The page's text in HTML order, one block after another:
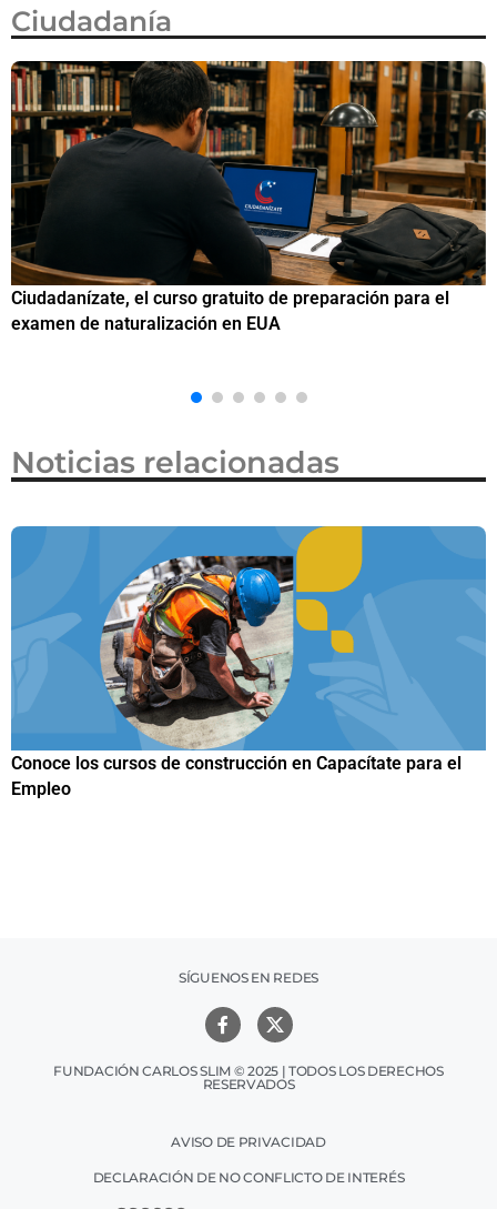
Ciudadanía
Si eres residente ingresa a Ciudadanízate, el curso
de preparación para el examen de naturalización en EUA
Noticias relacionadas
Papuchis y el Sueño Michoacano como alternativa
productiva
SÍGUENOS EN REDES
FUNDACIÓN CARLOS SLIM © 2025 | TODOS LOS DERECHOS
RESERVADOS
AVISO DE PRIVACIDAD
DECLARACIÓN DE NO CONFLICTO DE INTERÉS